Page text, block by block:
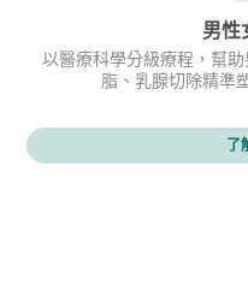
男性
以醫療科學分級療程，幫
脂、乳腺切除精準
了